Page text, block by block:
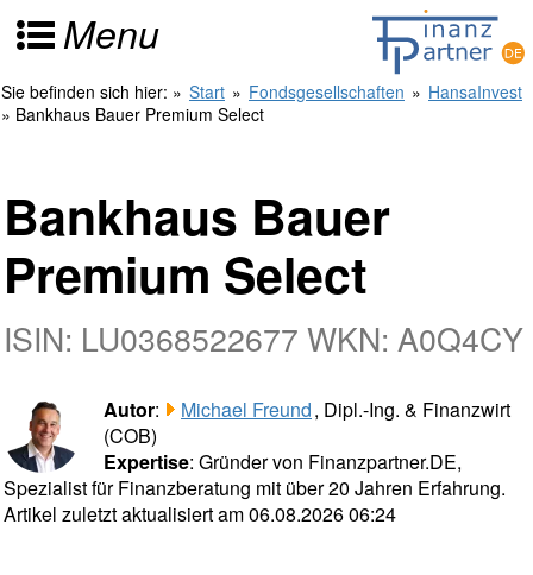
Menu
Sie befinden sich hier: » Start » Fondsgesellschaften » HansaInvest
» Bankhaus Bauer Premium Select
Bankhaus Bauer
Premium Select
ISIN: LU0368522677 WKN: A0Q4CY
Autor: Michael Freund, Dipl.-Ing. & Finanzwirt
(COB)
Expertise: Gründer von Finanzpartner.DE,
Spezialist für Finanzberatung mit über 20 Jahren Erfahrung.
Artikel zuletzt aktualisiert am 06.08.2026 06:24